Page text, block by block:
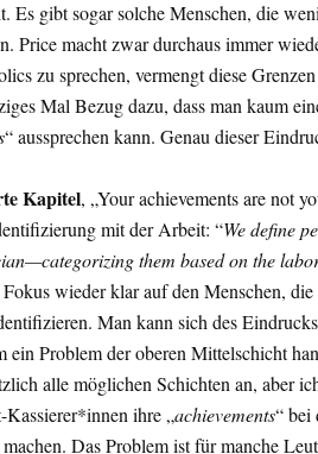
Es gibt sogar solche Menschen, die
Price macht zwar durchaus immer
zu sprechen, vermengt diese
Mal Bezug dazu, dass man kaum
“ aussprechen kann. Genau dieser
Kapitel, „Your achievements are not
mit der Arbeit: “We define
them based on the
wieder klar auf den Menschen,
Man kann sich des
ein Problem der oberen Mittelschicht
alle möglichen Schichten an, aber
Kassierer*innen ihre „achievements“ bei
Das Problem ist für manche